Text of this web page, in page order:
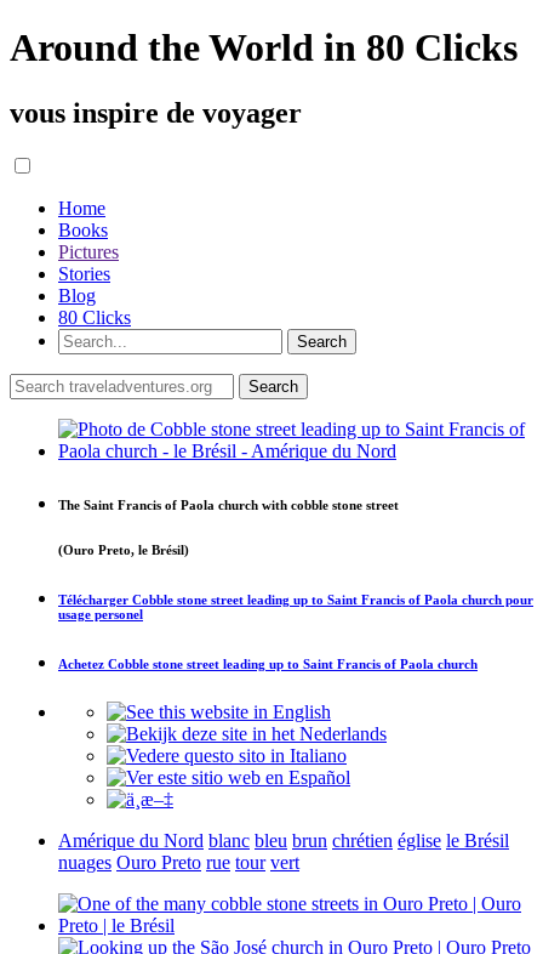
Around the World in 80 Clicks
vous inspire de voyager
Home
Books
Pictures
Stories
Blog
80 Clicks
The Saint Francis of Paola church with cobble stone street
(Ouro Preto, le Brésil)
Télécharger Cobble stone street leading up to Saint Francis of Paola church pour
usage personel
Achetez Cobble stone street leading up to Saint Francis of Paola church
Amérique du Nord blanc bleu brun chrétien église le Brésil
nuages Ouro Preto rue tour vert